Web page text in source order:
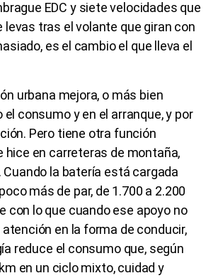
EDC y siete velocidades que
tras el volante que giran con
es el cambio el que lleva el
urbana mejora, o más bien
consumo y en el arranque, y por
Pero tiene otra función
hice en carreteras de montaña,
la batería está cargada
más de par, de 1.700 a 2.200
con lo que cuando ese apoyo no
en la forma de conducir,
reduce el consumo que, según
en un ciclo mixto, cuidad y